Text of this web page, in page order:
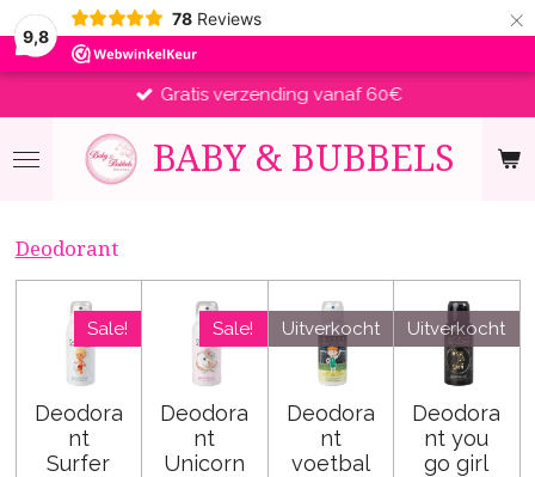
9,8
78 Reviews ×
BABY &BUBBELS
Gratis verzending vanaf 60€
Deodorant
Sale!
Deodora
nt
Surfer
Sale!
Deodora
nt
Unicorn
Uitverkocht
Deodora
nt
voetbal
Uitverkocht
Deodora
nt you
go girl